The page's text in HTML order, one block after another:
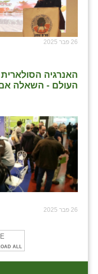
26 פבר 2025
האנרגיה
העולם - השאלה
26 פבר 2025
ALL